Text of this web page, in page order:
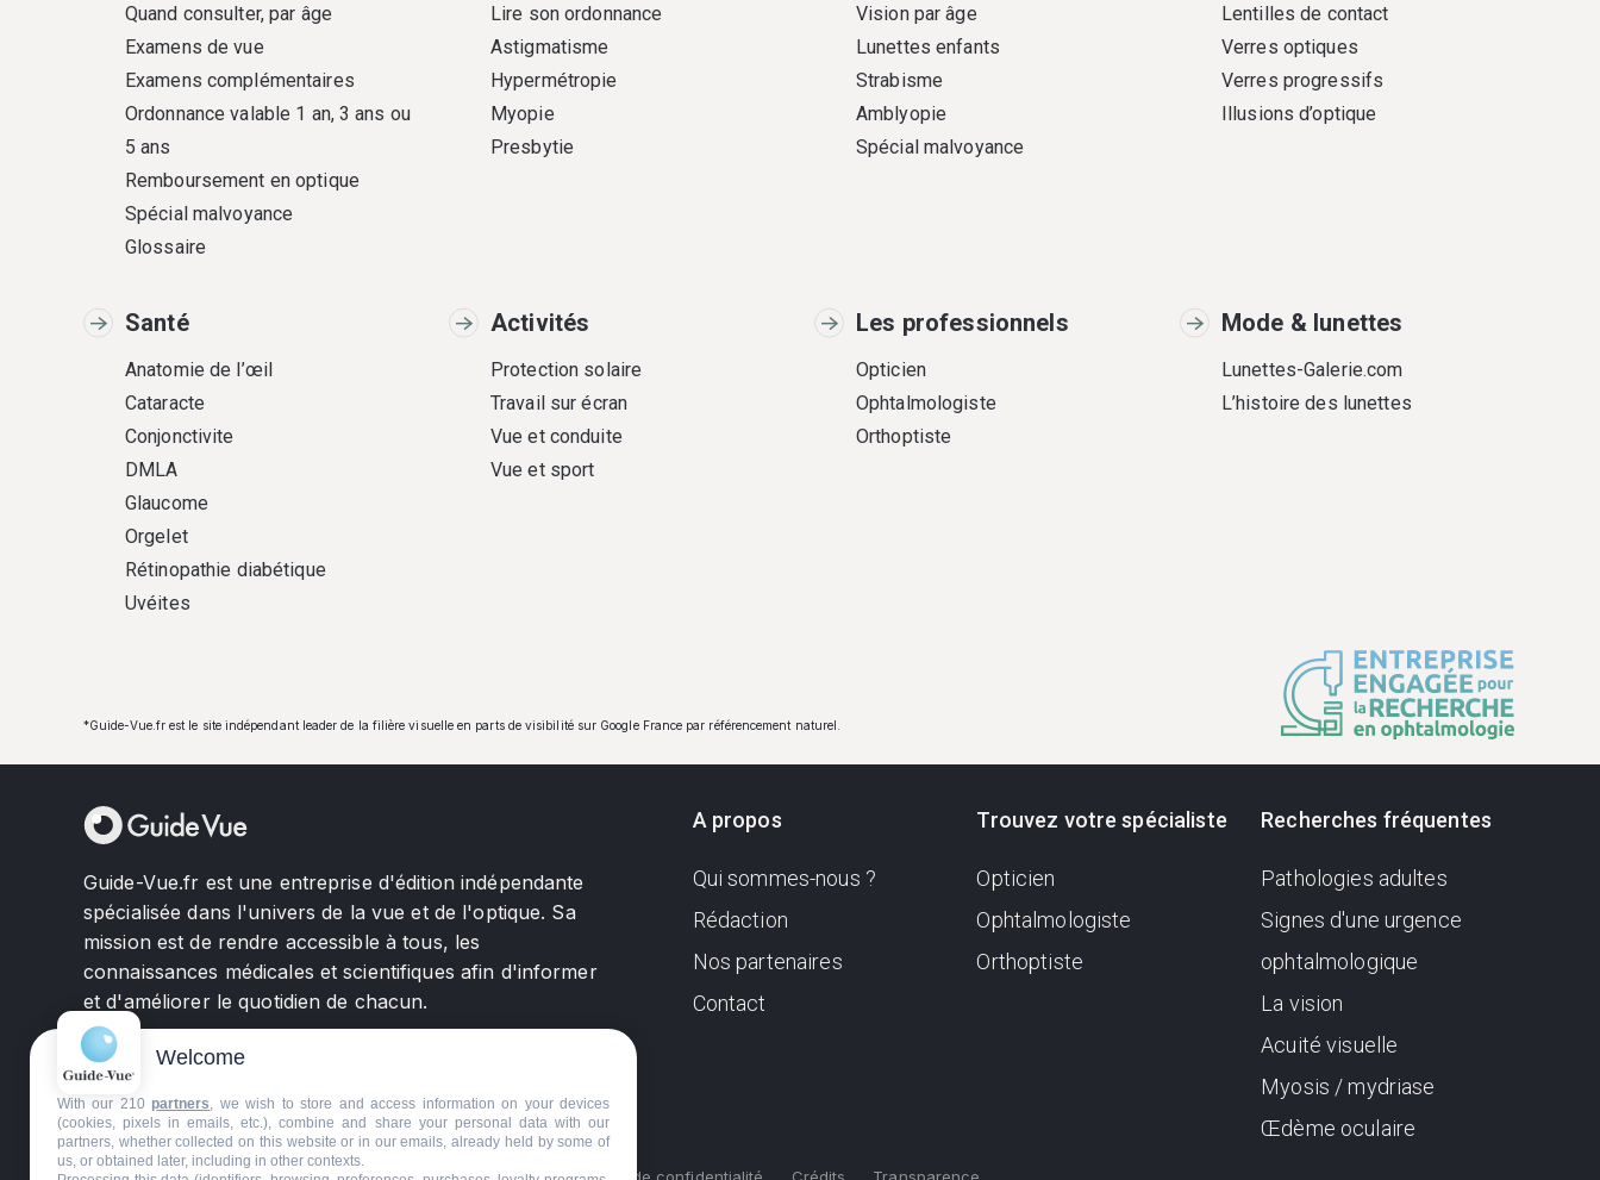
Quand consulter, par âge
Examens de vue
Examens complémentaires
Ordonnance valable 1 an, 3 ans ou
5 ans
Remboursement en optique
Spécial malvoyance
Glossaire
Lire son ordonnance
Astigmatisme
Hypermétropie
Myopie
Presbytie
Vision par âge
Lunettes enfants
Strabisme
Amblyopie
Spécial malvoyance
Lentilles de contact
Verres optiques
Verres progressifs
Illusions d’optique
Santé
Anatomie de l’œil
Cataracte
Conjonctivite
DMLA
Glaucome
Orgelet
Rétinopathie diabétique
Uvéites
Activités
Protection solaire
Travail sur écran
Vue et conduite
Vue et sport
Les professionnels
Opticien
Ophtalmologiste
Orthoptiste
Mode & lunettes
Lunettes-Galerie.com
L’histoire des lunettes
*Guide-Vue.fr est le site indépendant leader de la filière visuelle en parts de visibilité sur Google France par référencement naturel.
Guide-Vue.fr est une entreprise d'édition indépendante
spécialisée dans l'univers de la vue et de l'optique. Sa
mission est de rendre accessible à tous, les
connaissances médicales et scientifiques afin d'informer
et d'améliorer le quotidien de chacun.
A propos
Qui sommes-nous ?
Rédaction
Nos partenaires
Contact
Trouvez votre spécialiste
Opticien
Ophtalmologiste
Orthoptiste
Recherches fréquentes
Pathologies adultes
Signes d'une urgence
ophtalmologique
La vision
Acuité visuelle
Myosis / mydriase
Œdème oculaire
Welcome
With our 210 partners, we wish to store and access information on your devices
(cookies, pixels in emails, etc.), combine and share your personal data with our
partners, whether collected on this website or in our emails, already held by some of
us, or obtained later, including in other contexts.